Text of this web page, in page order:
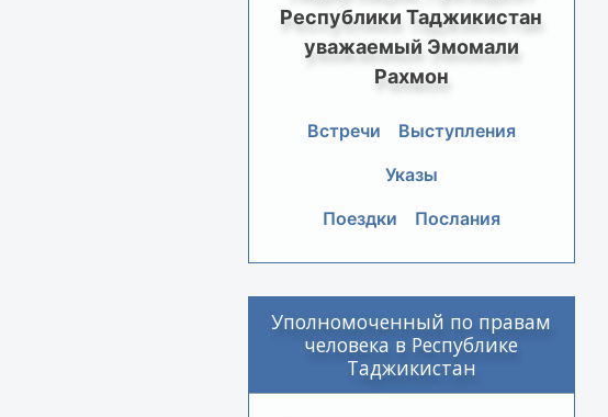
Республики Таджикистан
уважаемый Эмомали
Рахмон
Встречи
Выступления
Указы
Поездки
Послания
Уполномоченный по правам
человека в Республике
Таджикистан